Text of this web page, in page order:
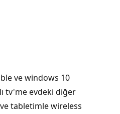
ve windows 10
tv'me evdeki diğer
tabletimle wireless